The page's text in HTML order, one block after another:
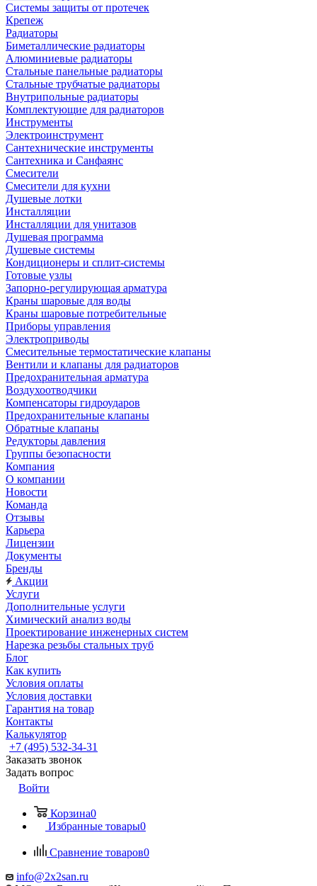
Системы защиты от протечек
Крепеж
Радиаторы
Биметаллические радиаторы
Алюминиевые радиаторы
Стальные панельные радиаторы
Стальные трубчатые радиаторы
Внутрипольные радиаторы
Комплектующие для радиаторов
Инструменты
Электроинструмент
Сантехнические инструменты
Сантехника и Санфаянс
Смесители
Смесители для кухни
Душевые лотки
Инсталляции
Инсталляции для унитазов
Душевая программа
Душевые системы
Кондиционеры и сплит-системы
Готовые узлы
Запорно-регулирующая арматура
Краны шаровые для воды
Краны шаровые потребительные
Приборы управления
Электроприводы
Смесительные термостатические клапаны
Вентили и клапаны для радиаторов
Предохранительная арматура
Воздухоотводчики
Компенсаторы гидроударов
Предохранительные клапаны
Обратные клапаны
Редукторы давления
Группы безопасности
Компания
О компании
Новости
Команда
Отзывы
Карьера
Лицензии
Документы
Бренды
Акции
Услуги
Дополнительные услуги
Химический анализ воды
Проектирование инженерных систем
Нарезка резьбы стальных труб
Блог
Как купить
Условия оплаты
Условия доставки
Гарантия на товар
Контакты
Калькулятор
+7 (495) 532‑34‑31
Заказать звонок
Задать вопрос
Войти
Корзина0
Избранные товары0
Сравнение товаров0
info@2x2san.ru